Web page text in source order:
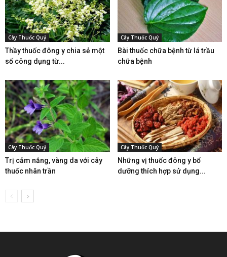
Cây Thuốc Quý
Thầy thuốc đông y chia sẻ một
số công dụng từ...
Cây Thuốc Quý
Bài thuốc chữa bệnh từ lá trầu
chữa bệnh
Cây Thuốc Quý
Trị cảm nắng, vàng da với cây
thuốc nhân trần
Cây Thuốc Quý
Những vị thuốc đông y bổ
dưỡng thích hợp sử dụng...